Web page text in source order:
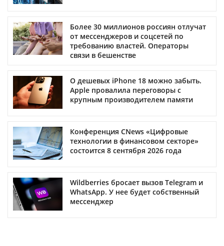
Более 30 миллионов россиян отлучат
от мессенджеров и соцсетей по
требованию властей. Операторы
связи в бешенстве
О дешевых iPhone 18 можно забыть.
Apple провалила переговоры с
крупным производителем памяти
Конференция CNews «Цифровые
технологии в финансовом секторе»
состоится 8 сентября 2026 года
Wildberries бросает вызов Telegram и
WhatsApp. У нее будет собственный
мессенджер